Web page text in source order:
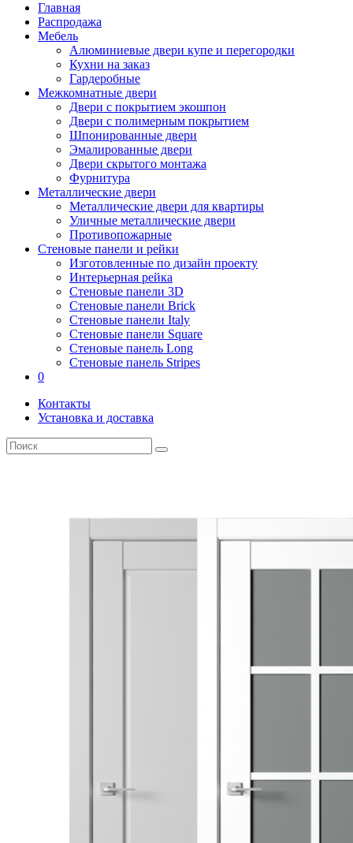
Главная
Распродажа
Мебель
Алюминиевые двери купе и перегородки
Кухни на заказ
Гардеробные
Межкомнатные двери
Двери с покрытием экошпон
Двери с полимерным покрытием
Шпонированные двери
Эмалированные двери
Двери скрытого монтажа
Фурнитура
Металлические двери
Металлические двери для квартиры
Уличные металлические двери
Противопожарные
Стеновые панели и рейки
Изготовленные по дизайн проекту
Интерьерная рейка
Стеновые панели 3D
Стеновые панели Brick
Стеновые панели Italy
Стеновые панели Square
Стеновые панель Long
Стеновые панель Stripes
0
Контакты
Установка и доставка